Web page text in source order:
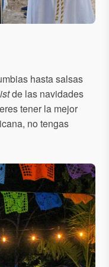
hasta salsas
de las navidades
tener la mejor
no tengas